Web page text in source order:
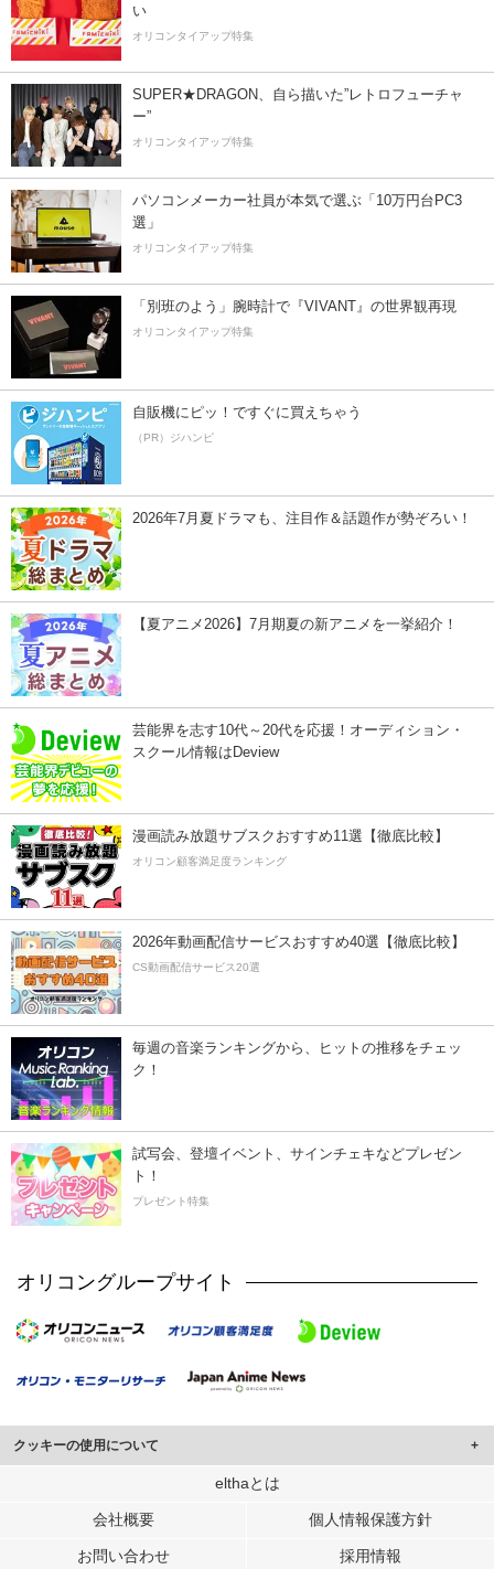
い
オリコンタイアップ特集
SUPER★DRAGON、自ら描いた”レトロフューチャ
ー”
オリコンタイアップ特集
パソコンメーカー社員が本気で選ぶ「10万円台PC3
選」
オリコンタイアップ特集
「別班のよう」腕時計で『VIVANT』の世界観再現
オリコンタイアップ特集
自販機にピッ！ですぐに買えちゃう
（PR）ジハンピ
2026年7月夏ドラマも、注目作＆話題作が勢ぞろい！
【夏アニメ2026】7月期夏の新アニメを一挙紹介！
芸能界を志す10代～20代を応援！オーディション・
スクール情報はDeview
漫画読み放題サブスクおすすめ11選【徹底比較】
オリコン顧客満足度ランキング
2026年動画配信サービスおすすめ40選【徹底比較】
CS動画配信サービス20選
毎週の音楽ランキングから、ヒットの推移をチェッ
ク！
試写会、登壇イベント、サインチェキなどプレゼン
ト！
プレゼント特集
オリコングループサイト
クッキーの使用について
このサイトでは Cookie を使用して、ユーザーに合わせたコンテンツや広告の
行っています。
メディアや広告配信、データ解析の各パートナーに提供しています。
elthaとは
会社概要 個人情報保護方針
お問い合わせ 採用情報